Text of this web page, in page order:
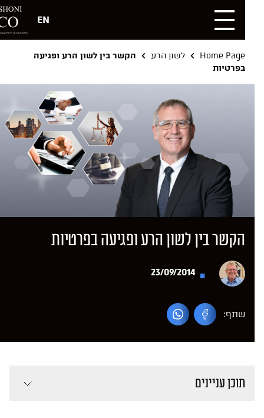
EN
Home Page לשון הרע
הקשר בין לשון הרע ופגיעה
בפרטיות
הקשר בין לשון הרע ופגיעה בפרטיות
23/09/2014
שתף:
תוכן עניינים